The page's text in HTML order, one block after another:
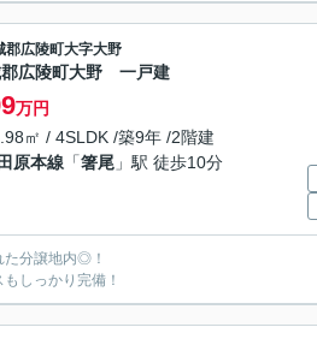
郡広陵町大字大野
郡広陵町大野 一戸建
万円
㎡ / 4SLDK /築9年 /2階建
原本線 「箸尾 」駅 徒歩10分
た分譲地内◎！
しっかり完備！